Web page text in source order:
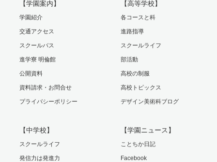
【学園案内】
学園紹介
交通アクセス
スクールバス
進学寮 明倫館
公開資料
資料請求・お問合せ
プライバシーポリシー
【高等学校】
各コースと科
進路指導
スクールライフ
部活動
高校の制服
高校トピックス
デザイン美術科ブログ
【中学校】
スクールライフ
発信力は発進力
【学園ニュース】
ことちか日記
Facebook